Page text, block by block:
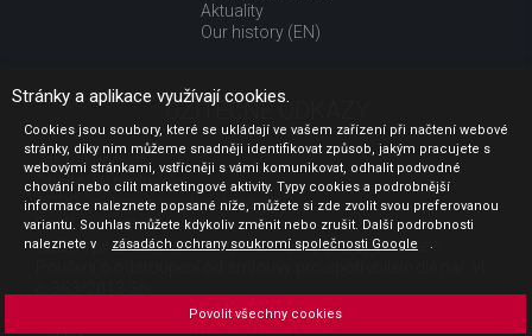
Aktuality
Our history (EN)
UŽITEČNÉ ODKAZY
Jak nakupovat
Obchodní podmínky
GDPR - ochrana osobních údajů
Profil zadavatele
Sdělení před uzavřením kupní smlouvy pro spotřebitele
Platba
Stránky a aplikace využívají cookies.
Cookies jsou soubory, které se ukládají ve vašem zařízení při načtení webové
stránky, díky nim můžeme snadněji identifikovat způsob, jakým pracujete s
webovými stránkami, vstřícněji s vámi komunikovat, odhalit podvodné
chování nebo cílit marketingové aktivity. Typy cookies a podrobnější
informace naleznete popsané níže, můžete si zde zvolit svou preferovanou
variantu. Souhlas můžete kdykoliv změnit nebo zrušit. Další podrobnosti
naleznete v
zásadách ochrany soukromí společnosti Google .
Povolit všechny cookies